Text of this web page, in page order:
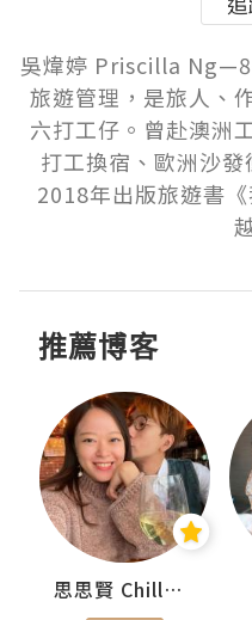
吳煒婷 Priscilla
旅遊管理，是旅人、
六打工仔。曾赴澳洲
打工換宿、歐洲沙發
2018年出版旅遊書
推薦博客
思思賢 ChillMyBabe